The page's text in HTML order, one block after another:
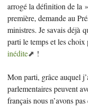
arrogé la définition de la
première, demande au
ministres. Je savais déjà
parti le temps et les
inédite
!
Mon parti, grâce auquel
parlementaires peuvent
français nous n’avons pas